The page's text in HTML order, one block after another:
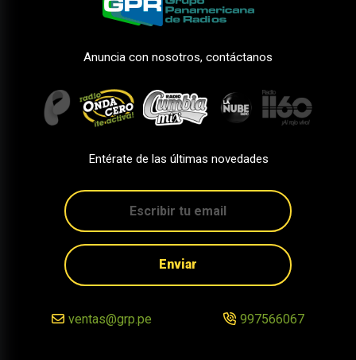
Anuncia con nosotros, contáctanos
Entérate de las últimas novedades
Enviar
ventas@grp.pe 997566067